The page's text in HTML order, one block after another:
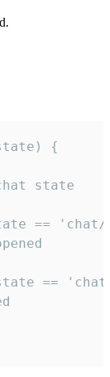
{
state
==
==